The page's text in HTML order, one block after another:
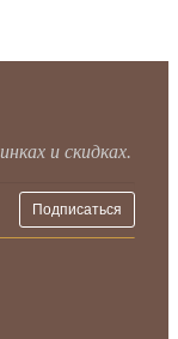
и скидках.